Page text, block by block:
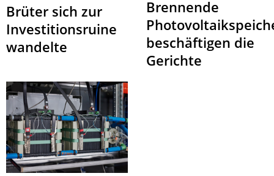
Brüter sich zur
Investitionsruine
wandelte
Brennende
beschäftigen die
Gerichte